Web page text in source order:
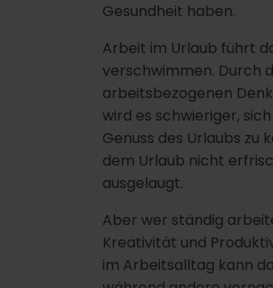
Gesundheit haben.
Arbeit im Urlaub führt
verschwimmen. Durch
arbeitsbezogenen
wird es schwieriger,
Genuss des Urlaubs
dem Urlaub nicht
ausgelaugt.
Aber wer ständig
Kreativität und
im Arbeitsalltag kann